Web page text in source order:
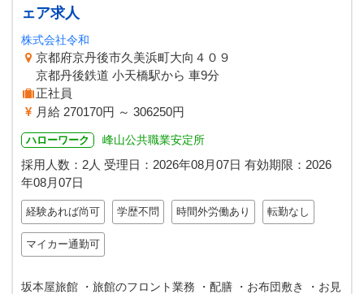
ェア求人
株式会社令和
京都府京丹後市久美浜町大向４０９
京都丹後鉄道 小天橋駅から 車9分
正社員
月給 270170円 ～ 306250円
ハローワーク 峰山公共職業安定所
採用人数：2人 受理日： 2026年08月07日 有効期限： 2026
年08月07日
経験あれば尚可 学歴不問 時間外労働あり 転勤なし
マイカー通勤可
坂本屋旅館 ・旅館のフロント業務 ・配膳 ・お布団敷き ・お見